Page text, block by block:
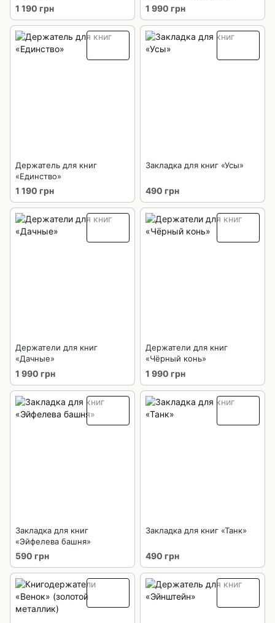
1 190 грн 1 990 грн
Держатель для книг
«Единство»
1 190 грн
Закладка для книг «Усы»
490 грн
Держатели для книг
«Дачные»
1 990 грн
Держатели для книг
«Чёрный конь»
1 990 грн
Закладка для книг
«Эйфелева башня»
590 грн
Закладка для книг «Танк»
490 грн